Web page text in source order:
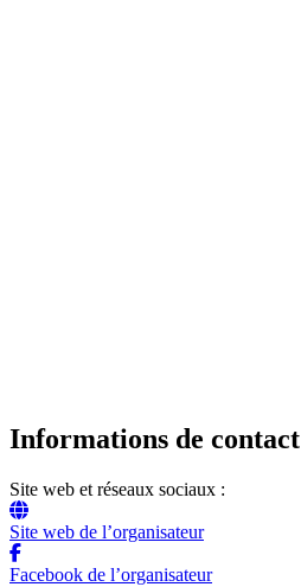
Informations de contact
Site web et réseaux sociaux :
Site web de l’organisateur
Facebook de l’organisateur